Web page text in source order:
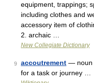
equipment, trappings;
including clothes and
accessory item of
2. archaic …
New Collegiate Dictionary
9 accoutrement — noun
for a task or journey …